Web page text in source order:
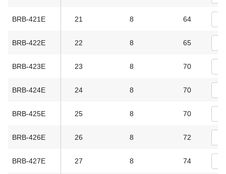
BRB-421E 21 8 64
BRB-422E 22 8 65
BRB-423E 23 8 70
BRB-424E 24 8 70
BRB-425E 25 8 70
BRB-426E 26 8 72
BRB-427E 27 8 74